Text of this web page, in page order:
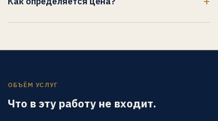
ОБЪЁМ УСЛУГ
Что в эту работу не входит.